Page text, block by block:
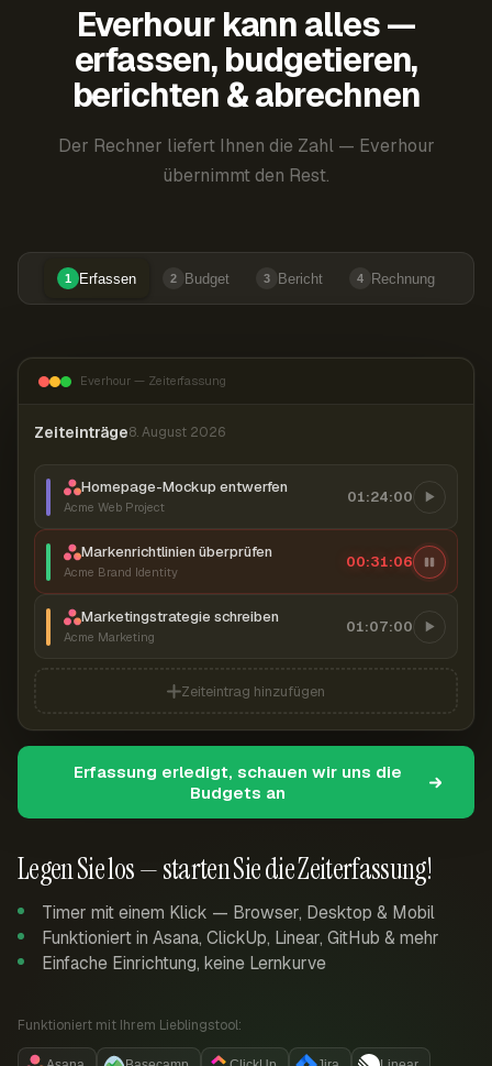
Everhour kann alles —
erfassen, budgetieren,
berichten & abrechnen
Der Rechner liefert Ihnen die Zahl — Everhour
übernimmt den Rest.
1 Erfassen 2 Budget 3 Bericht 4 Rechnung
Legen Sie los — starten Sie die Zeiterfassung!
Timer mit einem Klick — Browser, Desktop & Mobil
Funktioniert in Asana, ClickUp, Linear, GitHub & mehr
Einfache Einrichtung, keine Lernkurve
Funktioniert mit Ihrem Lieblingstool:
Everhour — Zeiterfassung
Zeiteinträge8. August 2026
Homepage-Mockup entwerfen
Acme Web Project
01:24:00
Markenrichtlinien überprüfen
Acme Brand Identity
00:31:07
Marketingstrategie schreiben
Acme Marketing
01:07:00
Zeiteintrag hinzufügen
Erfassung erledigt, schauen wir uns die
Budgets an